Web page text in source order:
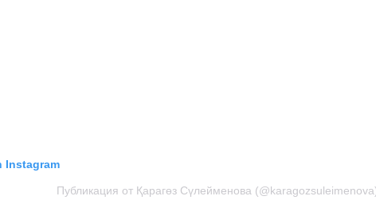
Instagram
Публикация от Қарагөз Сүлейменова